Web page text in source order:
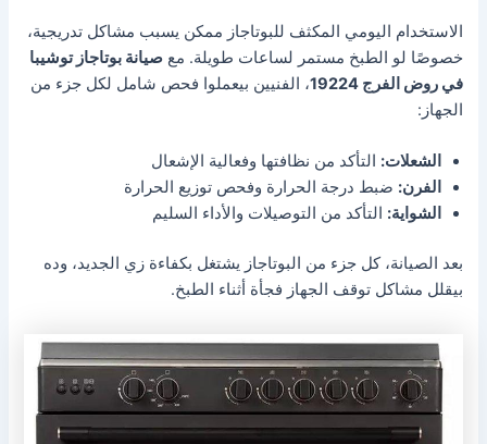
الاستخدام اليومي المكثف للبوتاجاز ممكن يسبب مشاكل تدريجية،
خصوصًا لو الطبخ مستمر لساعات طويلة. معصيانة بوتاجاز توشيبا
في روض الفرج 19224
، الفنيين بيعملوا فحص شامل لكل جزء من
الجهاز:
الشعلات: التأكد من نظافتها وفعالية الإشعال
الفرن: ضبط درجة الحرارة وفحص توزيع الحرارة
الشواية: التأكد من التوصيلات والأداء السليم
بعد الصيانة، كل جزء من البوتاجاز يشتغل بكفاءة زي الجديد، وده
بيقلل مشاكل توقف الجهاز فجأة أثناء الطبخ.